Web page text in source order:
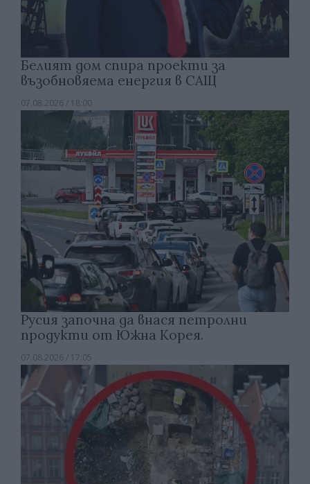
Белият дом спира проекти за
възобновяема енергия в САЩ
07.08.2026 / 18:00
Русия започна да внася петролни
продукти от Южна Корея.
07.08.2026 / 17:05